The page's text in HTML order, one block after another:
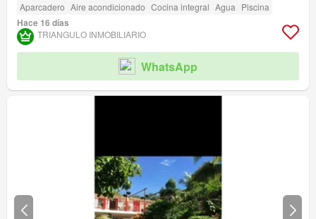
Aparcadero Aire acondicionado Cocina integral Agua Piscina
Hace 16 días
TRIANGULO INMOBILIARIO
WhatsApp